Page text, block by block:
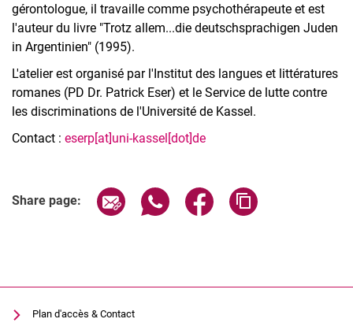
gérontologue, il travaille comme psychothérapeute et est
l'auteur du livre "Trotz allem...die deutschsprachigen Juden
in Argentinien" (1995).
L'atelier est organisé par l'Institut des langues et littératures
romanes (PD Dr. Patrick Eser) et le Service de lutte contre
les discriminations de l'Université de Kassel.
Contact : eserp[at]uni-kassel[dot]de
Share page: Share page via email
Share page via WhatsApp
Share page via
Plan d'accès & Contact